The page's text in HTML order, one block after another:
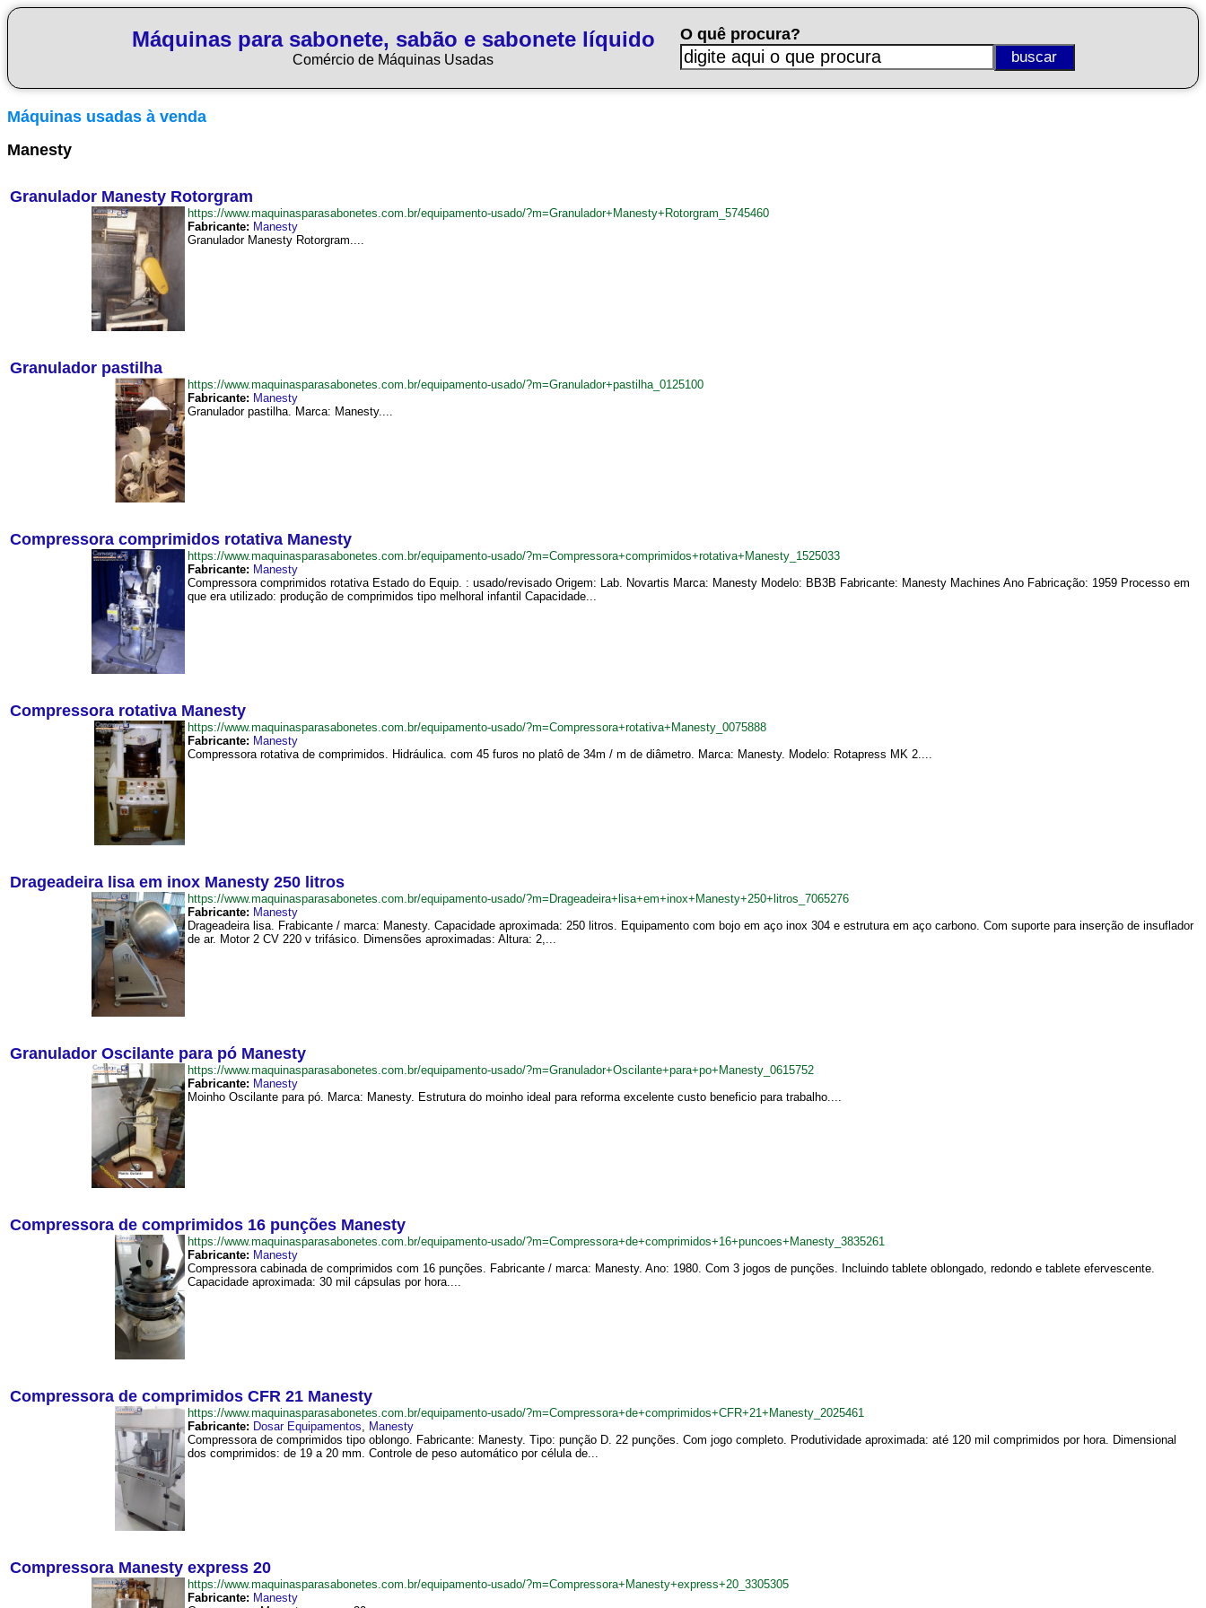
Máquinas para sabonete, sabão e sabonete líquido
Comércio de Máquinas Usadas
O quê procura?
Máquinas usadas à venda
Manesty
Granulador Manesty Rotorgram
https://www.maquinasparasabonetes.com.br/equipamento-usado/?m=Granulador+Manesty+Rotorgram_5745460
Fabricante: Manesty
Granulador Manesty Rotorgram....
Granulador pastilha
https://www.maquinasparasabonetes.com.br/equipamento-usado/?m=Granulador+pastilha_0125100
Fabricante: Manesty
Granulador pastilha. Marca: Manesty....
Compressora comprimidos rotativa Manesty
https://www.maquinasparasabonetes.com.br/equipamento-usado/?m=Compressora+comprimidos+rotativa+Manesty_1525033
Fabricante: Manesty
Compressora comprimidos rotativa Estado do Equip. : usado/revisado Origem: Lab. Novartis Marca: Manesty Modelo: BB3B Fabricante: Manesty Machines Ano Fabricação: 1959 Processo em
que era utilizado: produção de comprimidos tipo melhoral infantil Capacidade...
Compressora rotativa Manesty
https://www.maquinasparasabonetes.com.br/equipamento-usado/?m=Compressora+rotativa+Manesty_0075888
Fabricante: Manesty
Compressora rotativa de comprimidos. Hidráulica. com 45 furos no platô de 34m / m de diâmetro. Marca: Manesty. Modelo: Rotapress MK 2....
Drageadeira lisa em inox Manesty 250 litros
https://www.maquinasparasabonetes.com.br/equipamento-usado/?m=Drageadeira+lisa+em+inox+Manesty+250+litros_7065276
Fabricante: Manesty
Drageadeira lisa. Frabicante / marca: Manesty. Capacidade aproximada: 250 litros. Equipamento com bojo em aço inox 304 e estrutura em aço carbono. Com suporte para inserção de insuflador
de ar. Motor 2 CV 220 v trifásico. Dimensões aproximadas: Altura: 2,...
Granulador Oscilante para pó Manesty
https://www.maquinasparasabonetes.com.br/equipamento-usado/?m=Granulador+Oscilante+para+po+Manesty_0615752
Fabricante: Manesty
Moinho Oscilante para pó. Marca: Manesty. Estrutura do moinho ideal para reforma excelente custo beneficio para trabalho....
Compressora de comprimidos 16 punções Manesty
https://www.maquinasparasabonetes.com.br/equipamento-usado/?m=Compressora+de+comprimidos+16+puncoes+Manesty_3835261
Fabricante: Manesty
Compressora cabinada de comprimidos com 16 punções. Fabricante / marca: Manesty. Ano: 1980. Com 3 jogos de punções. Incluindo tablete oblongado, redondo e tablete efervescente.
Capacidade aproximada: 30 mil cápsulas por hora....
Compressora de comprimidos CFR 21 Manesty
https://www.maquinasparasabonetes.com.br/equipamento-usado/?m=Compressora+de+comprimidos+CFR+21+Manesty_2025461
Fabricante: Dosar Equipamentos, Manesty
Compressora de comprimidos tipo oblongo. Fabricante: Manesty. Tipo: punção D. 22 punções. Com jogo completo. Produtividade aproximada: até 120 mil comprimidos por hora. Dimensional
dos comprimidos: de 19 a 20 mm. Controle de peso automático por célula de...
Compressora Manesty express 20
https://www.maquinasparasabonetes.com.br/equipamento-usado/?m=Compressora+Manesty+express+20_3305305
Fabricante: Manesty